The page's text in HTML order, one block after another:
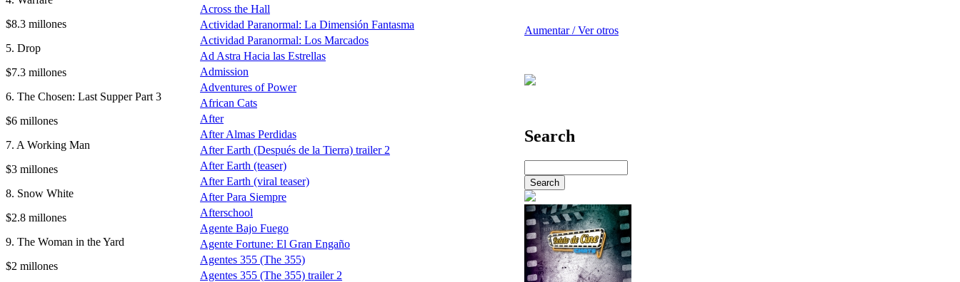
$8.3 millones
5. Drop
$7.3 millones
6. The Chosen: Last Supper Part 3
$6 millones
7. A Working Man
$3 millones
8. Snow White
$2.8 millones
9. The Woman in the Yard
$2 millones
Across the Hall
Actividad Paranormal: La Dimensión Fantasma
Actividad Paranormal: Los Marcados
Ad Astra Hacia las Estrellas
Admission
Adventures of Power
African Cats
After
After Almas Perdidas
After Earth (Después de la Tierra) trailer 2
After Earth (teaser)
After Earth (viral teaser)
After Para Siempre
Afterschool
Agente Bajo Fuego
Agente Fortune: El Gran Engaño
Agentes 355 (The 355)
Agentes 355 (The 355) trailer 2
Aumentar / Ver otros
Search